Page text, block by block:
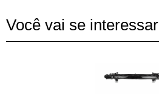
Você vai se interessar